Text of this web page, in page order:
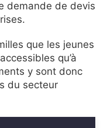
demande de devis
que les jeunes
qu’à
y sont donc
du secteur